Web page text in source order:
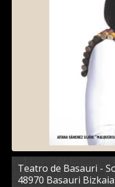
Teatro de Basauri -
48970 Basauri Bizkaia